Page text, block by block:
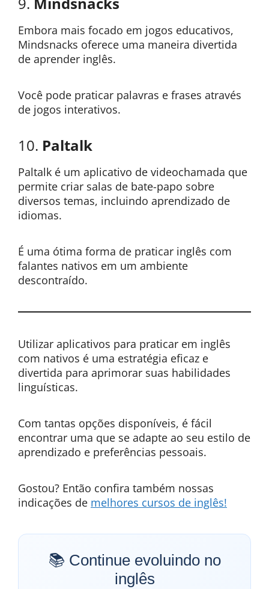
Embora mais focado em jogos educativos,
Mindsnacks oferece uma maneira divertida
de aprender inglês.
Você pode praticar palavras e frases através
de jogos interativos.
10. Paltalk
Paltalk é um aplicativo de videochamada que
permite criar salas de bate-papo sobre
diversos temas, incluindo aprendizado de
idiomas.
É uma ótima forma de praticar inglês com
falantes nativos em um ambiente
descontraído.
Utilizar aplicativos para praticar em inglês
com nativos é uma estratégia eficaz e
divertida para aprimorar suas habilidades
linguísticas.
Com tantas opções disponíveis, é fácil
encontrar uma que se adapte ao seu estilo de
aprendizado e preferências pessoais.
Gostou? Então confira também nossas
indicações de melhores cursos de inglês!
📚 Continue evoluindo no
inglês